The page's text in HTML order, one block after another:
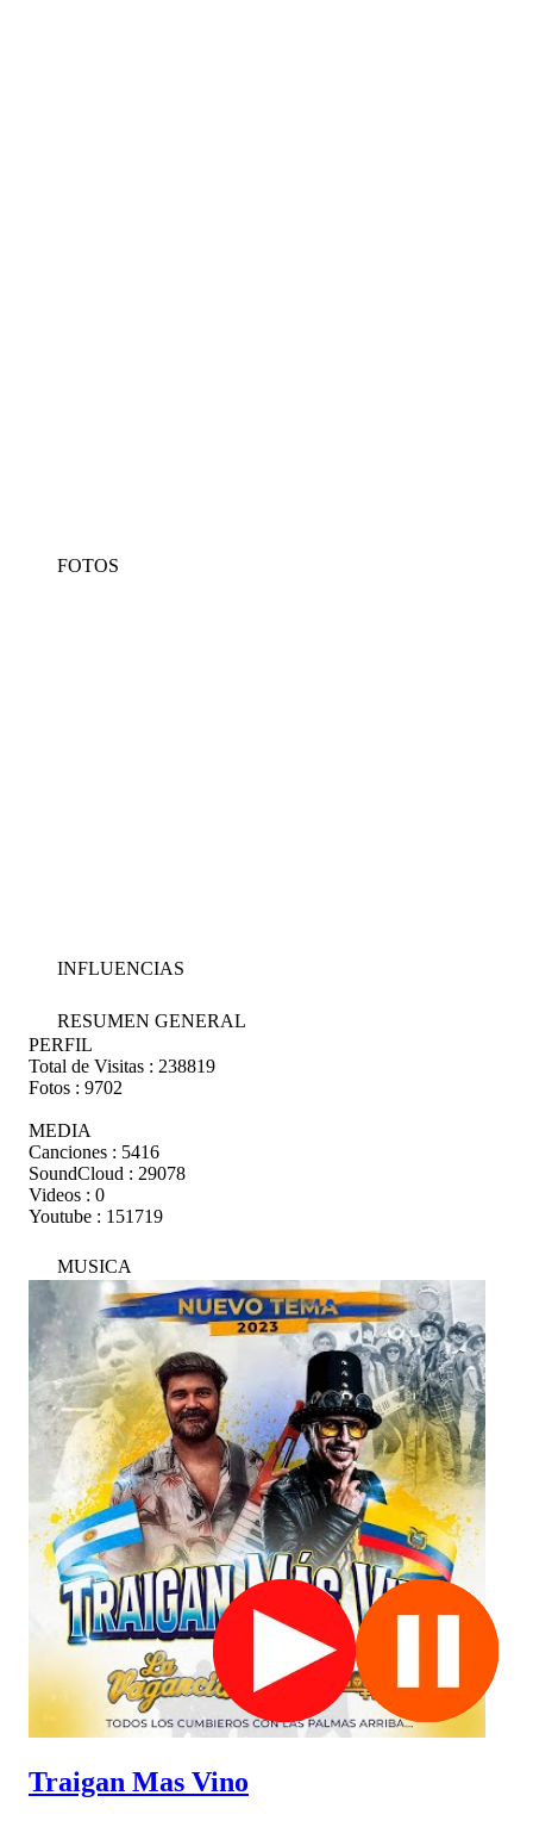
FOTOS
INFLUENCIAS
RESUMEN GENERAL
PERFIL
Total de Visitas : 238819
Fotos : 9702
MEDIA
Canciones : 5416
SoundCloud : 29078
Videos : 0
Youtube : 151719
MUSICA
Traigan Mas Vino